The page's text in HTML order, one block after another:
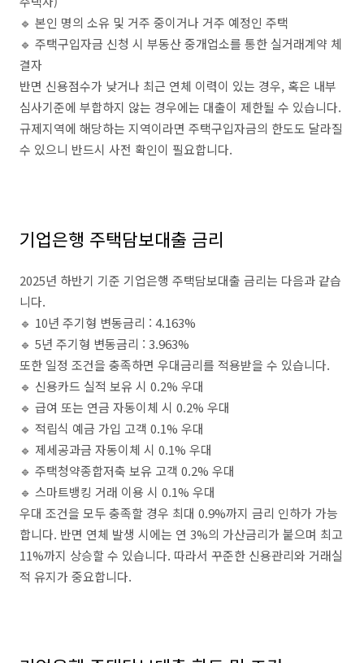
🔹 본인 명의 소유 및 거주 중이거나 거주 예정인 주택
🔹 주택구입자금 신청 시 부동산 중개업소를 통한 실거래계약 체
결자
반면 신용점수가 낮거나 최근 연체 이력이 있는 경우, 혹은 내부
심사기준에 부합하지 않는 경우에는 대출이 제한될 수 있습니다.
규제지역에 해당하는 지역이라면 주택구입자금의 한도도 달라질
수 있으니 반드시 사전 확인이 필요합니다.
기업은행 주택담보대출 금리
2025년 하반기 기준 기업은행 주택담보대출 금리는 다음과 같습
니다.
🔹 10년 주기형 변동금리 : 4.163%
🔹 5년 주기형 변동금리 : 3.963%
또한 일정 조건을 충족하면 우대금리를 적용받을 수 있습니다.
🔹 신용카드 실적 보유 시 0.2% 우대
🔹 급여 또는 연금 자동이체 시 0.2% 우대
🔹 적립식 예금 가입 고객 0.1% 우대
🔹 제세공과금 자동이체 시 0.1% 우대
🔹 주택청약종합저축 보유 고객 0.2% 우대
🔹 스마트뱅킹 거래 이용 시 0.1% 우대
우대 조건을 모두 충족할 경우 최대 0.9%까지 금리 인하가 가능
합니다. 반면 연체 발생 시에는 연 3%의 가산금리가 붙으며 최고
11%까지 상승할 수 있습니다. 따라서 꾸준한 신용관리와 거래실
적 유지가 중요합니다.